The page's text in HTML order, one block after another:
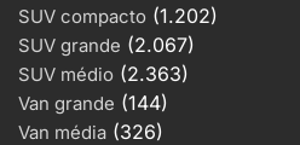
SUV compacto (1.202)
SUV grande (2.067)
SUV médio (2.363)
Van grande (144)
Van média (326)
3
Nissan
140cv 2.8 TB
Gasolina